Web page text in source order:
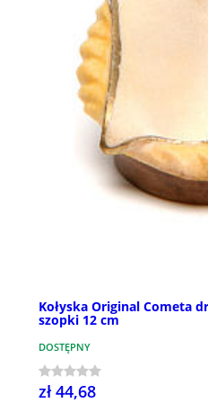
Kołyska Original Cometa
szopki 12 cm
DOSTĘPNY
zł 44,68